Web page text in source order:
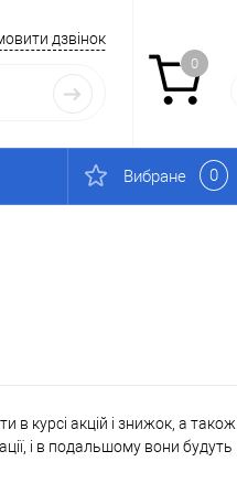
дзвінок
0
Вибране 0
в курсі акцій і знижок, а також
і в подальшому вони будуть